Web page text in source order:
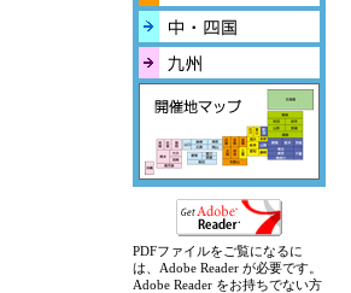
PDFファイルをご覧になるに
は、Adobe Reader が必要です。
Adobe Reader をお持ちでない方